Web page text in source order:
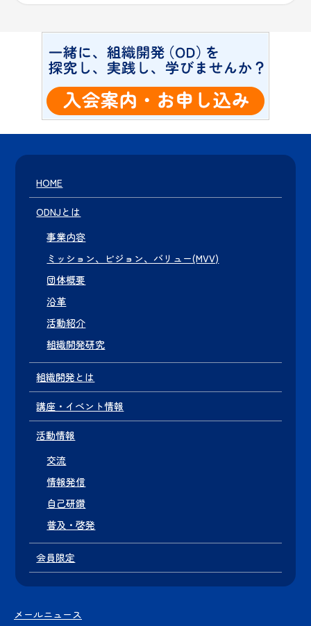
HOME
ODNJとは
事業内容
ミッション、ビジョン、バリュー(MVV)
団体概要
沿革
活動紹介
組織開発研究
組織開発とは
講座・イベント情報
活動情報
交流
情報発信
自己研鑽
普及・啓発
会員限定
メールニュース